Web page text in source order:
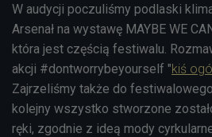
W audycji poczuliśmy podlaski
Arsenał na wystawę MAYBE WE
która jest częścią festiwalu.
akcji #dontworrybeyourself "kiś
Zajrzeliśmy także do
kolejny wszystko stworzone
ręki, zgodnie z ideą mody